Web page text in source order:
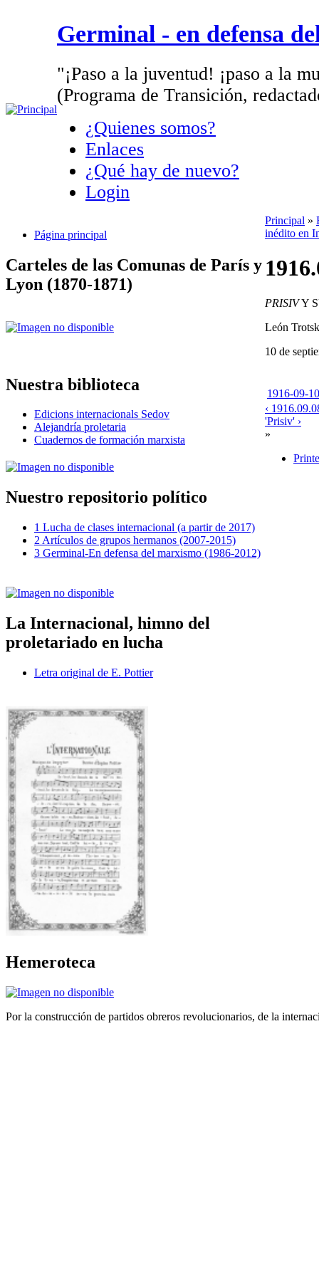
Germinal - en defensa
"¡Paso a la juventud! ¡paso a la
(Programa de Transición,
¿Quienes somos?
Enlaces
¿Qué hay de nuevo?
Login
Página principal
Carteles de las Comunas de París y
Lyon (1870-1871)
Nuestra biblioteca
Edicions internacionals Sedov
Alejandría proletaria
Cuadernos de formación marxista
Nuestro repositorio político
1 Lucha de clases internacional (a partir de 2017)
2 Artículos de grupos hermanos (2007-2015)
3 Germinal-En defensa del marxismo (1986-2012)
La Internacional, himno del
proletariado en lucha
Letra original de E. Pottier
Hemeroteca
Principal »
inédito en
PRISIVY
León
10 de
1916-09-
‹
'Prisiv' ›
»
Por la construcción de partidos obreros revolucionarios, de la